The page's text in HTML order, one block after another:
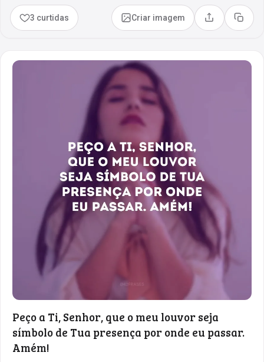
3 curtidas Criar imagem Compartilhar
Copiar
Peço a Ti, Senhor, que o meu louvor seja
símbolo de Tua presença por onde eu passar.
Amém!